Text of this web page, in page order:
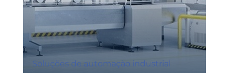
Soluções de automação industrial